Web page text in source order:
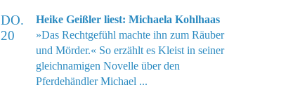
DO.
20
Heike Geißler liest: Michaela Kohlhaas
»Das Rechtgefühl machte ihn zum Räuber
und Mörder.« So erzählt es Kleist in seiner
gleichnamigen Novelle über den
Pferdehändler Michael ...